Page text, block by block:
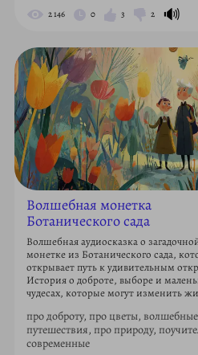
2 146 0 3 2 🔊
Волшебная монетка
Ботанического сада
Волшебная аудиосказка о
монетке из Ботанического сада,
открывает путь к удивительным
История о доброте, выборе и
чудесах, которые могут изменить
про доброту, про цветы,
путешествия, про природу,
современные